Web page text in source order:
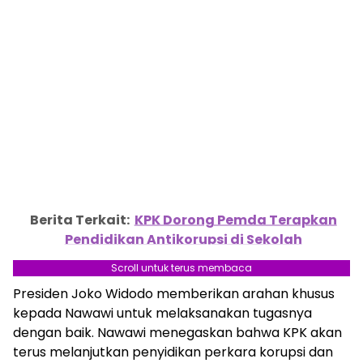
Berita Terkait: KPK Dorong Pemda Terapkan
Pendidikan Antikorupsi di Sekolah
Scroll untuk terus membaca
Presiden Joko Widodo memberikan arahan khusus
kepada Nawawi untuk melaksanakan tugasnya
dengan baik. Nawawi menegaskan bahwa KPK akan
terus melanjutkan penyidikan perkara korupsi dan